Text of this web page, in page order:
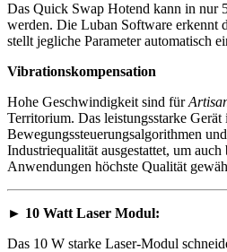
Das Quick Swap Hotend kann in nur
werden. Die Luban Software erkennt
stellt jegliche Parameter automatisch
Vibrationskompensation
Hohe Geschwindigkeit sind für
Territorium. Das leistungsstarke
Bewegungssteuerungsalgorithmen
Industriequalität ausgestattet, um
Anwendungen höchste Qualität
► 10 Watt Laser Modul:
Das 10 W starke Laser-Modul